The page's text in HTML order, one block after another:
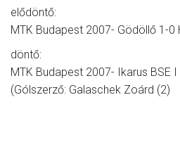
elődöntő:
MTK Budapest 2007- Gödöllő 1-0
döntő:
MTK Budapest 2007- Ikarus BSE
(Gólszerző: Galaschek Zoárd (2)